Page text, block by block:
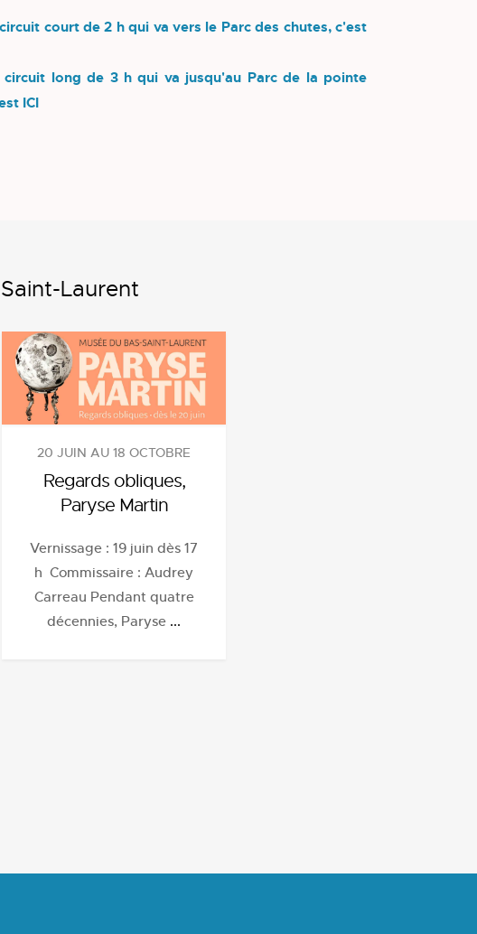
court de 2 h qui va vers le Parc des chutes, c'est
circuit long de 3 h qui va jusqu'au Parc de la pointe
ICI
Laurent
20 JUIN AU 18 OCTOBRE
Regards obliques,
Paryse Martin
Vernissage : 19 juin dès 17
h Commissaire : Audrey
Carreau Pendant quatre
décennies, Paryse ...